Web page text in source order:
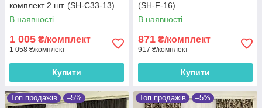
комплект 2 шт. (SH-C33-13)
В наявності
1 005 ₴/комплект
1 058 ₴/комплект
Купити
(SH-F-16)
В наявності
871 ₴/комплект
917 ₴/комплект
Купити
Топ продажів –5% Топ продажів –5%